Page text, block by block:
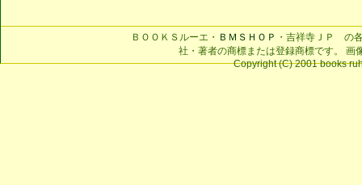
ＢＯＯＫＳルーエ・ ＢＭＳＨＯＰ ・吉祥寺ＪＰ の
社・著者の商標または登録商標です。 画
Copyright (C) 2001 books